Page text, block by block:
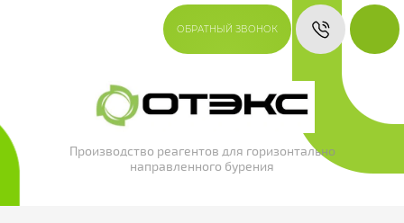
Производство реагентов для горизонтально
направленного бурения
ОБРАТНЫЙ ЗВОНОК